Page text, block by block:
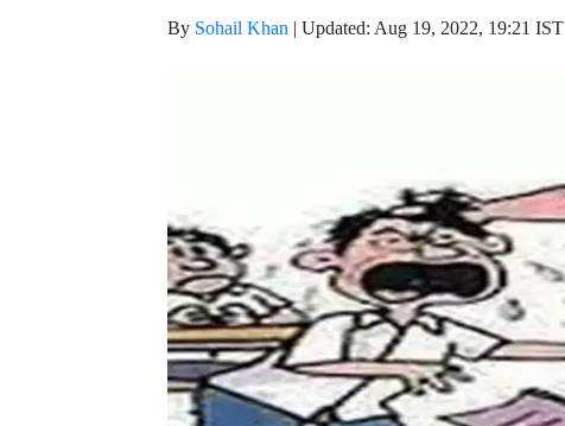
By Sohail Khan | Updated: Aug 19, 2022, 19:21 IST